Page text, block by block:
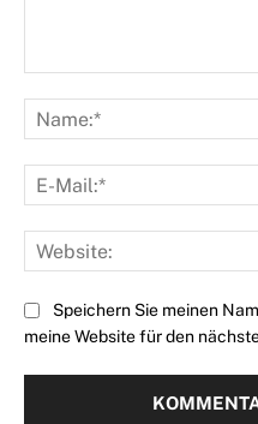
Speichern Sie meinen
meine Website für den